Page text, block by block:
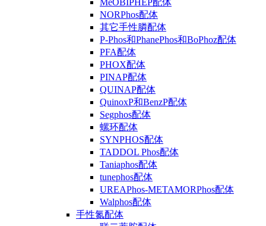
MeOBIPHEP配体
NORPhos配体
其它手性膦配体
P-Phos和PhanePhos和BoPhoz配体
PFA配体
PHOX配体
PINAP配体
QUINAP配体
QuinoxP和BenzP配体
Segphos配体
螺环配体
SYNPHOS配体
TADDOL Phos配体
Taniaphos配体
tunephos配体
UREAPhos-METAMORPhos配体
Walphos配体
手性氮配体